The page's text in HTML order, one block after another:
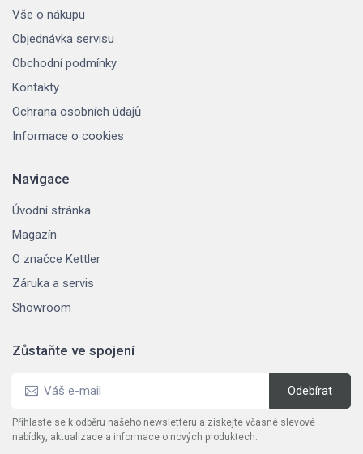
Vše o nákupu
Objednávka servisu
Obchodní podmínky
Kontakty
Ochrana osobních údajů
Informace o cookies
Navigace
Úvodní stránka
Magazín
O značce Kettler
Záruka a servis
Showroom
Zůstaňte ve spojení
Přihlaste se k odběru našeho newsletteru a získejte včasné slevové
nabídky, aktualizace a informace o nových produktech.